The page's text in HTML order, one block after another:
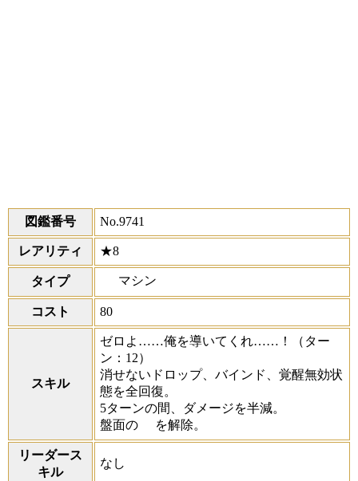
図鑑番号 No.9741
レアリティ ★8
タイプ マシン
コスト 80
スキル
ゼロよ……俺を導いてくれ……！
（ター
ン：12）
消せないドロップ、バインド、覚醒無効状
態を全回復。
5ターンの間、ダメージを半減。
盤面の
を解除。
リーダース
キル
なし